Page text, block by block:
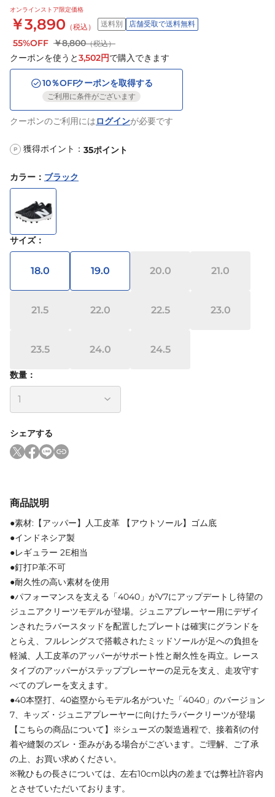
オンラインストア限定価格
￥3,890 （税込） 送料別 店舗受取で送料無料
55%OFF ￥8,800（税込）
クーポンを使うと3,502円で購入できます
10％OFFクーポンを取得する
ご利用に条件がございます
クーポンのご利用にはログインが必要です
P 獲得ポイント： 35ポイント
カラー ： ブラック
サイズ：
18.0 19.0 20.0 21.0
21.5 22.0 22.5 23.0
23.5 24.0 24.5
数量：
シェアする
商品説明
●素材:【アッパー】人工皮革 【アウトソール】ゴム底
●インドネシア製
●レギュラー 2E相当
●釘打P革:不可
●耐久性の高い素材を使用
●パフォーマンスを支える「4040」がV7にアップデートし待望の
ジュニアクリーツモデルが登場。ジュニアプレーヤー用にデザイ
ンされたラバースタッドを配置したプレートは確実にグランドを
とらえ、フルレングスで搭載されたミッドソールが足への負担を
軽減、人工皮革のアッパーがサポート性と耐久性を両立。レース
タイプのアッパーがステッププレーヤーの足元を支え、走攻守す
べてのプレーを支えます。
●40本塁打、40盗塁からモデル名がついた「4040」のバージョン
7、キッズ・ジュニアプレーヤーに向けたラバークリーツが登場
【こちらの商品について】※シューズの製造過程で、接着剤の付
着や縫製のズレ・歪みがある場合がございます。ご理解、ご了承
の上、お買い求めください。
※靴ひもの長さについては、左右10cm以内の差までは弊社許容内
とさせていただいております。